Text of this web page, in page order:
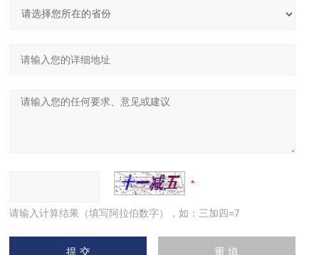
请输入计算结果（填写阿拉伯数字），如：三加四=7